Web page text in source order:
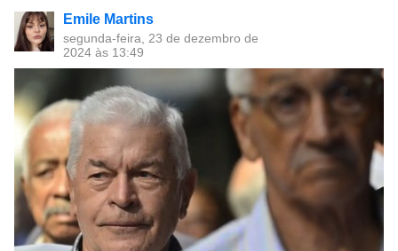
Emile Martins
segunda-feira, 23 de dezembro de
2024 às 13:49